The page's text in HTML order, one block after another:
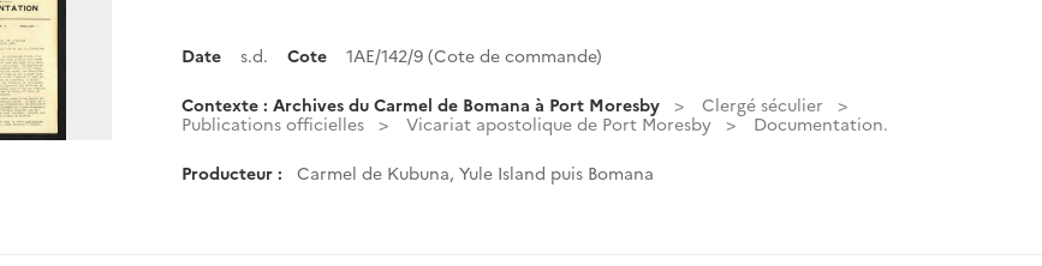
Date s.d. Cote 1AE/142/9 (Cote de commande)
Contexte : Archives du Carmel de Bomana à Port Moresby
Clergé séculier
Publications officielles
Vicariat apostolique de Port Moresby Documentation.
Producteur : Carmel de Kubuna, Yule Island puis Bomana